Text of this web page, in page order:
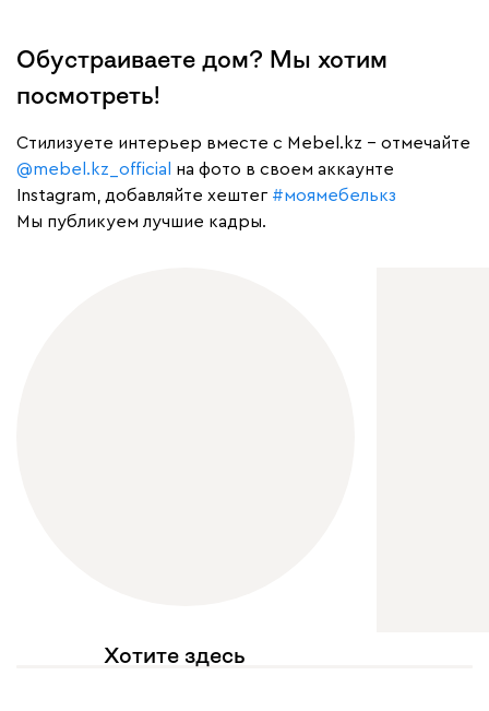
Обустраиваете дом? Мы хотим
посмотреть!
Cтилизуете интерьер вместе с Mebel.kz – отмечайте
@mebel.kz_official
на фото в своем аккаунте
Instagram, добавляйте хештег #моямебелькз
Мы публикуем лучшие кадры.
Хотите здесь